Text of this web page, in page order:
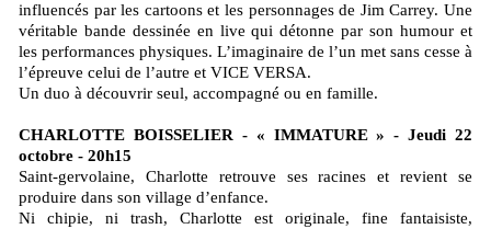
influencés par les cartoons et les personnages de Jim Carrey. Une
véritable bande dessinée en live qui détonne par son humour et
les performances physiques. L’imaginaire de l’un met sans cesse à
l’épreuve celui de l’autre et VICE VERSA.
Un duo à découvrir seul, accompagné ou en famille.
CHARLOTTE BOISSELIER - « IMMATURE » - Jeudi 22
octobre - 20h15
Saint-gervolaine, Charlotte retrouve ses racines et revient se
produire dans son village d’enfance.
Ni chipie, ni trash, Charlotte est originale, fine fantaisiste,